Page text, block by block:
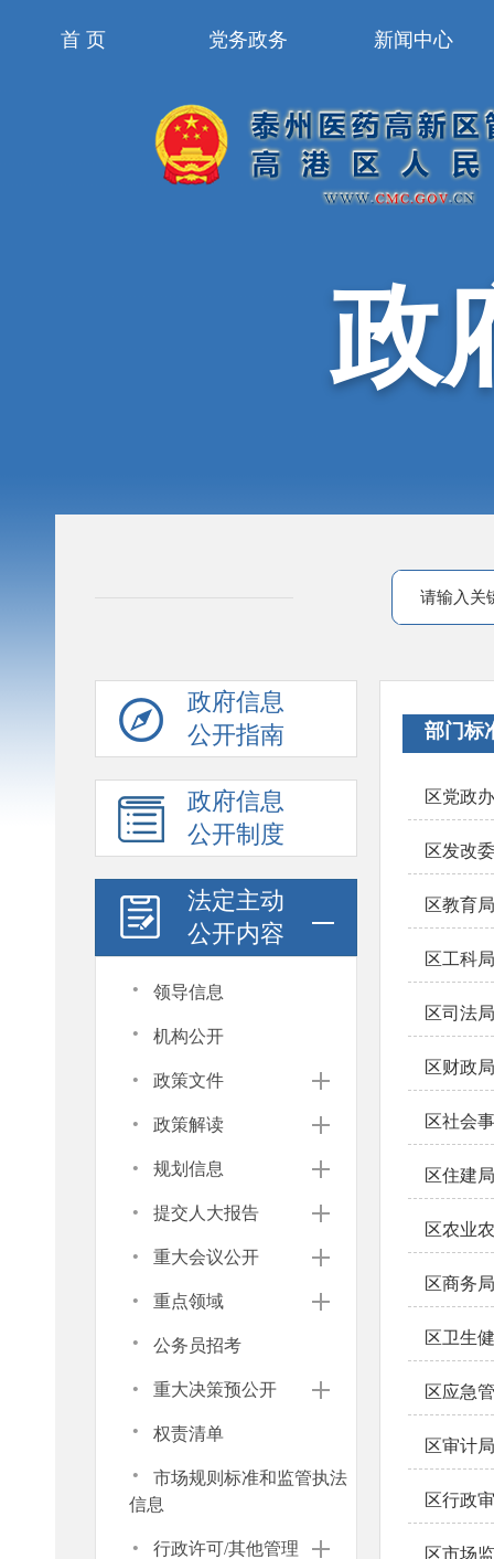
首 页 党务政务 新闻中心
政
政府信息
公开指南
政府信息
公开制度
法定主动
公开内容
· 领导信息
· 机构公开
· 政策文件
· 政策解读
· 规划信息
· 提交人大报告
· 重大会议公开
· 重点领域
· 公务员招考
· 重大决策预公开
· 权责清单
·
市场规则标准和监管执法
信息
·
行政许可/其他管理
部门标
区党政
区发改
区教育
区工科
区司法
区财政
区社会
区住建
区农业
区商务
区卫生
区应急
区审计
区行政
区市场